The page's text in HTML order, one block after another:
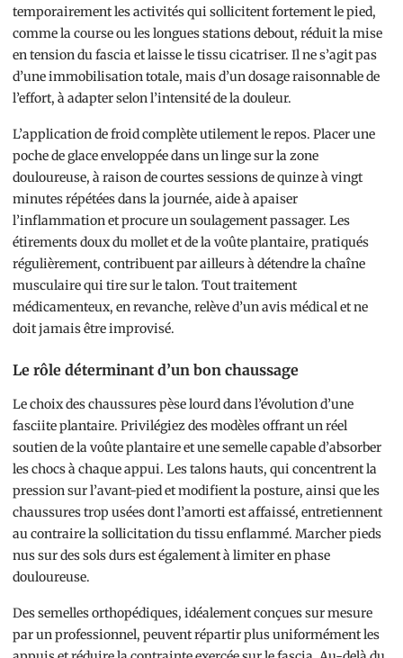
temporairement les activités qui sollicitent fortement le pied,
comme la course ou les longues stations debout, réduit la mise
en tension du fascia et laisse le tissu cicatriser. Il ne s’agit pas
d’une immobilisation totale, mais d’un dosage raisonnable de
l’effort, à adapter selon l’intensité de la douleur.
L’application de froid complète utilement le repos. Placer une
poche de glace enveloppée dans un linge sur la zone
douloureuse, à raison de courtes sessions de quinze à vingt
minutes répétées dans la journée, aide à apaiser
l’inflammation et procure un soulagement passager. Les
étirements doux du mollet et de la voûte plantaire, pratiqués
régulièrement, contribuent par ailleurs à détendre la chaîne
musculaire qui tire sur le talon. Tout traitement
médicamenteux, en revanche, relève d’un avis médical et ne
doit jamais être improvisé.
Le rôle déterminant d’un bon chaussage
Le choix des chaussures pèse lourd dans l’évolution d’une
fasciite plantaire. Privilégiez des modèles offrant un réel
soutien de la voûte plantaire et une semelle capable d’absorber
les chocs à chaque appui. Les talons hauts, qui concentrent la
pression sur l’avant-pied et modifient la posture, ainsi que les
chaussures trop usées dont l’amorti est affaissé, entretiennent
au contraire la sollicitation du tissu enflammé. Marcher pieds
nus sur des sols durs est également à limiter en phase
douloureuse.
Des semelles orthopédiques, idéalement conçues sur mesure
par un professionnel, peuvent répartir plus uniformément les